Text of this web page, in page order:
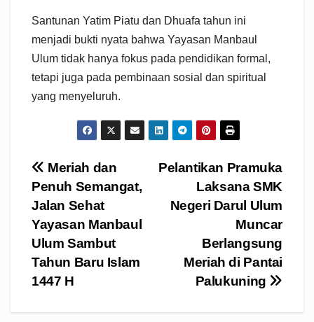
Santunan Yatim Piatu dan Dhuafa tahun ini
menjadi bukti nyata bahwa Yayasan Manbaul
Ulum tidak hanya fokus pada pendidikan formal,
tetapi juga pada pembinaan sosial dan spiritual
yang menyeluruh.
Navigasi
pos
Pelantikan Pramuka
Laksana SMK
Negeri Darul Ulum
Muncar
Berlangsung
Meriah di Pantai
Palukuning
Meriah dan
Penuh Semangat,
Jalan Sehat
Yayasan Manbaul
Ulum Sambut
Tahun Baru Islam
1447 H